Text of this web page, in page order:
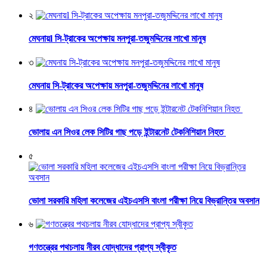
২
মেঘনায়l সি-ট্রাকের অপেক্ষায় মনপুরা-তজুমদ্দিনের লাখো মানুষ
৩
মেঘনায় সি-ট্রাকের অপেক্ষায় মনপুরা-তজুমদ্দিনের লাখো মানুষ
৪
ভোলায় এন সিওর লেক সিটির গাছ পড়ে ইন্টারনেট টেকনিশিয়ান নিহত
৫
ভোলা সরকারি মহিলা কলেজের এইচএসসি বাংলা পরীক্ষা নিয়ে বিভ্রান্তির অবসান
৬
গণতন্ত্রের পথচলায় নীরব যোদ্ধাদের প্রাপ্য স্বীকৃত